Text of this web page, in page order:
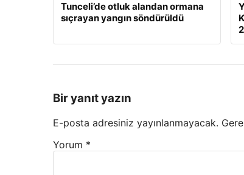
Tunceli’de otluk alandan ormana
sıçrayan yangın söndürüldü
Bir yanıt yazın
E-posta adresiniz yayınlanmayacak.
Yorum *